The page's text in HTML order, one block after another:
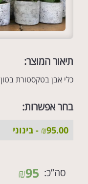
תיאור המוצר:
כלי אבן בטקסטורת בטון
בחר אפשרות:
סה”כ: ₪95